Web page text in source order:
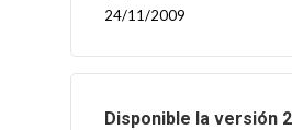
24/11/2009
Disponible la versión